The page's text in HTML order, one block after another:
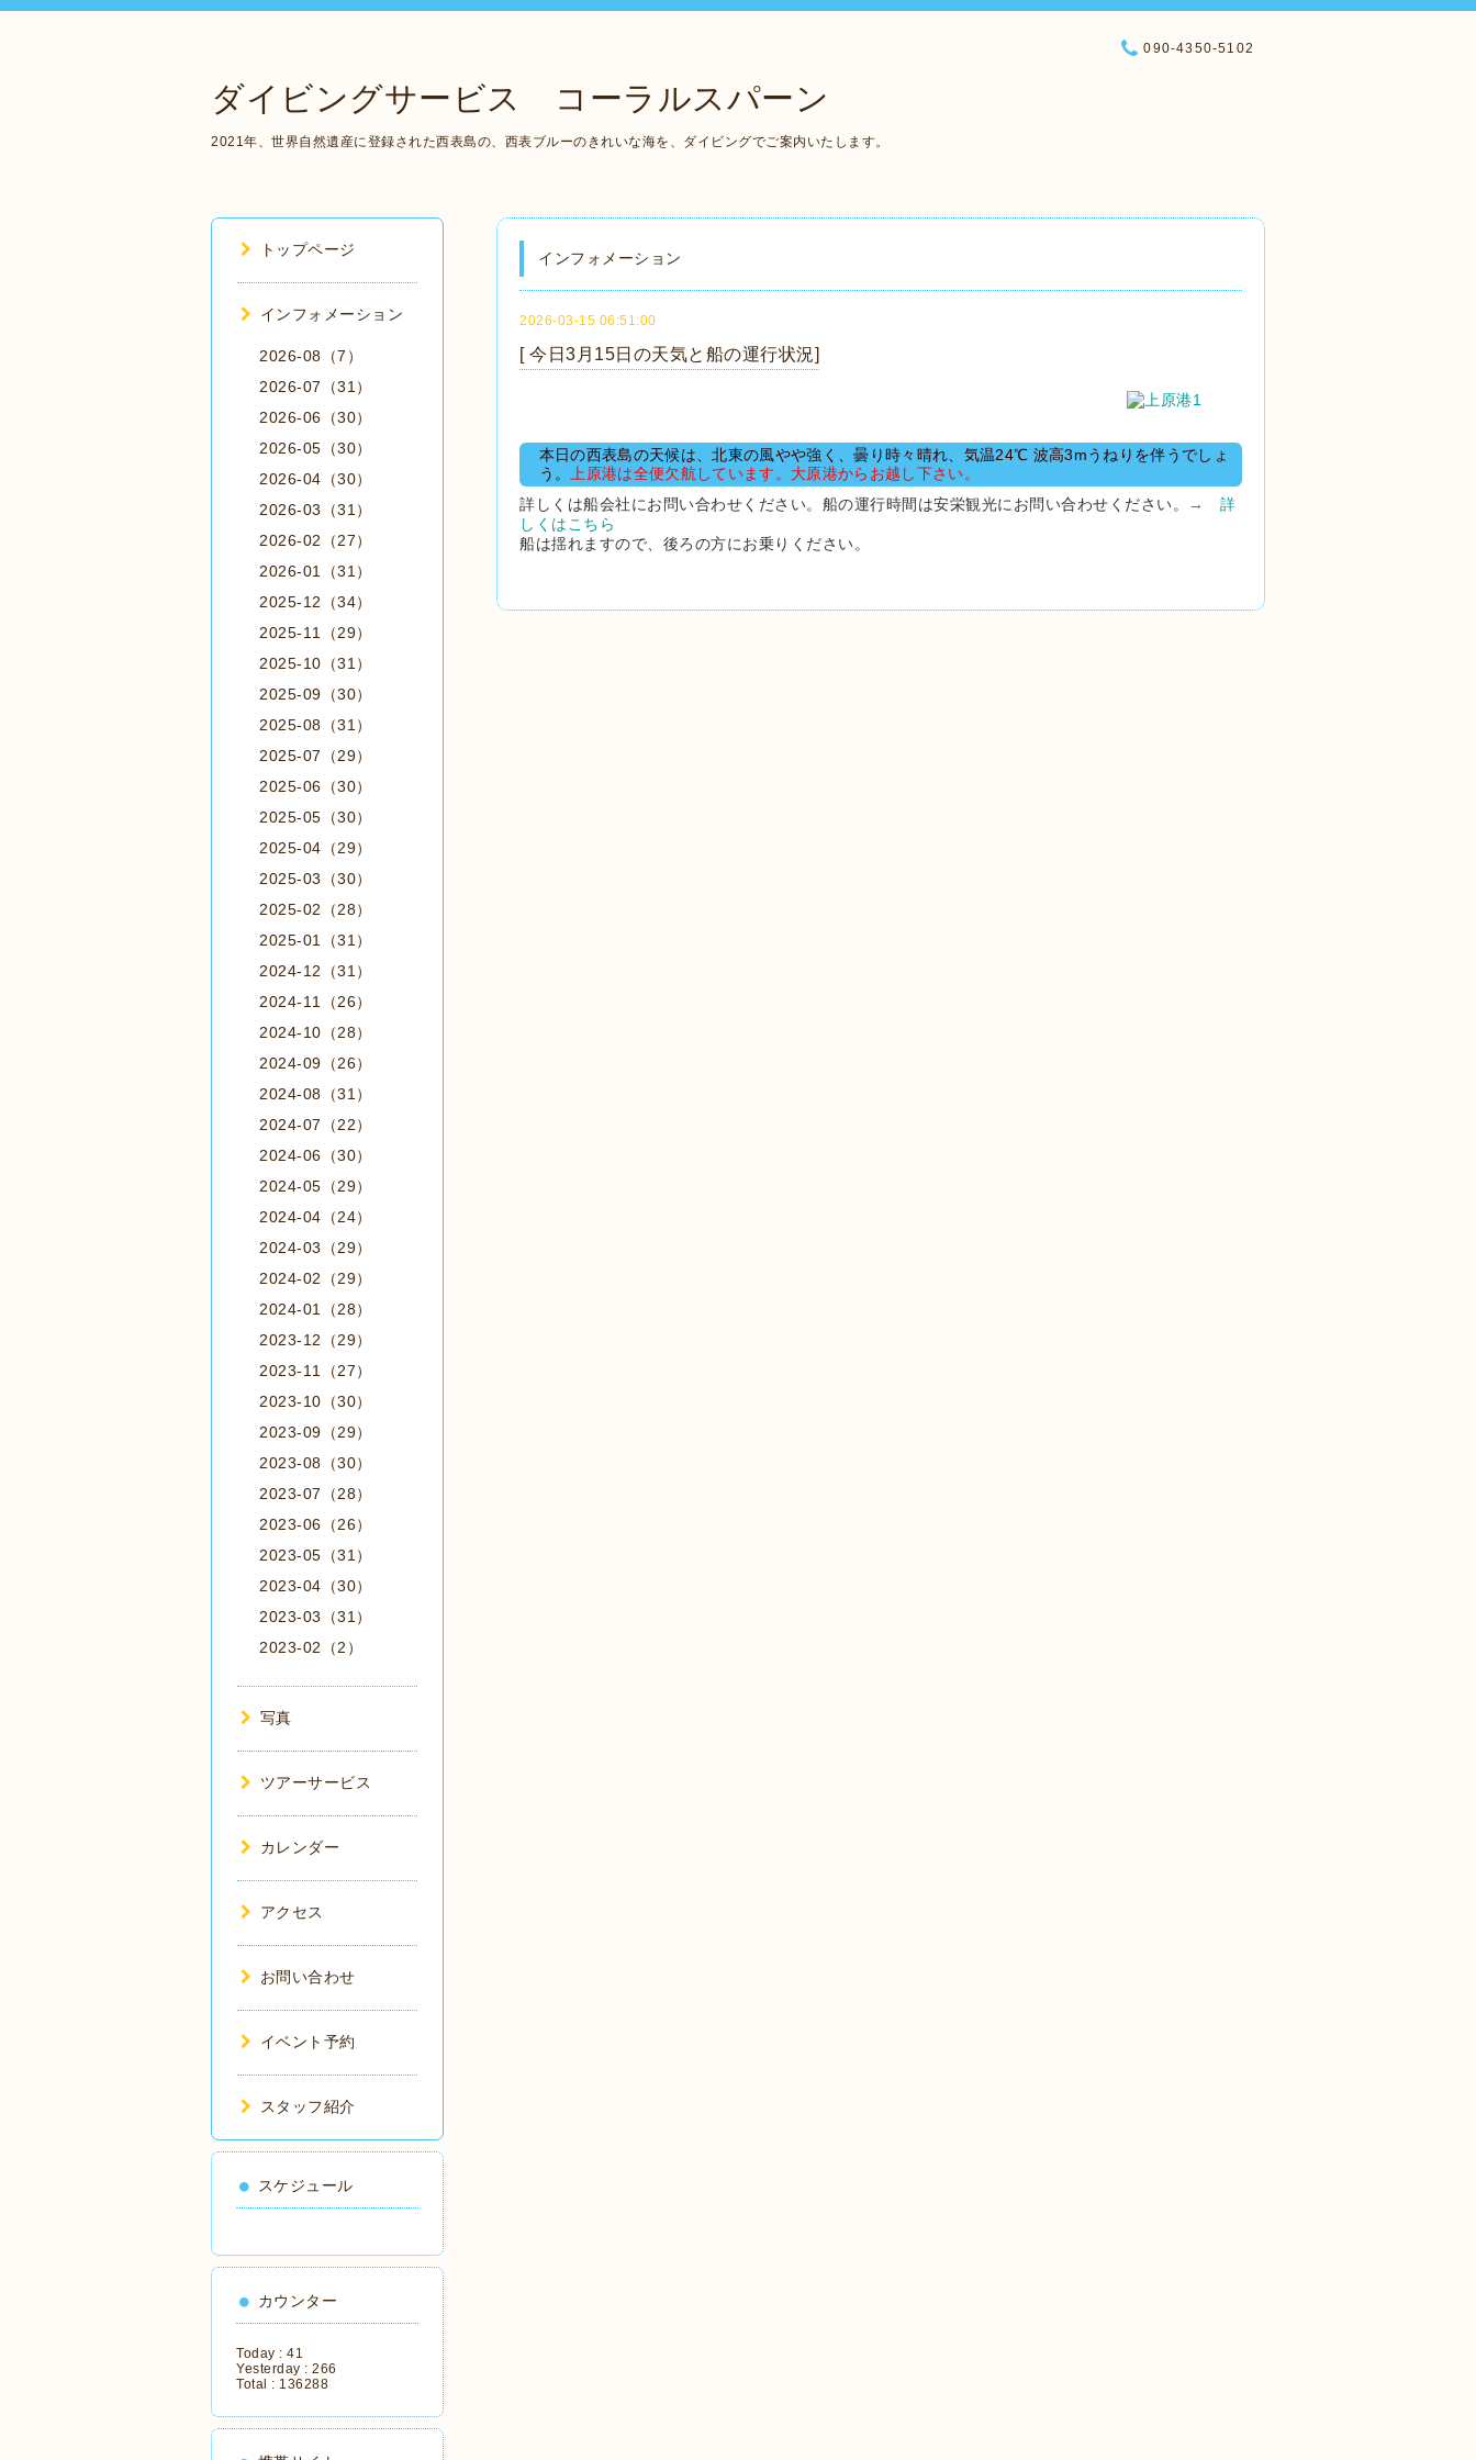
ダイビングサービス コーラルスパーン
2021年、世界自然遺産に登録された西表島の、西表ブルーのきれいな海を、ダイビングでご案内いたします。
090-4350-5102
インフォメーション
2026-03-15 06:51:00
[ 今日3月15日の天気と船の運行状況]
本日の西表島の天候は、北東の風やや強く、曇り時々晴れ、気温24℃ 波高3mうねりを伴うでしょ
う。上原港は全便欠航しています。大原港からお越し下さい。
詳しくは船会社にお問い合わせください。船の運行時間は安栄観光にお問い合わせください。
→ 詳
しくはこちら
船は揺れますので、後ろの方にお乗りください。
トップページ
インフォメーション
2026-08（7）
2026-07（31）
2026-06（30）
2026-05（30）
2026-04（30）
2026-03（31）
2026-02（27）
2026-01（31）
2025-12（34）
2025-11（29）
2025-10（31）
2025-09（30）
2025-08（31）
2025-07（29）
2025-06（30）
2025-05（30）
2025-04（29）
2025-03（30）
2025-02（28）
2025-01（31）
2024-12（31）
2024-11（26）
2024-10（28）
2024-09（26）
2024-08（31）
2024-07（22）
2024-06（30）
2024-05（29）
2024-04（24）
2024-03（29）
2024-02（29）
2024-01（28）
2023-12（29）
2023-11（27）
2023-10（30）
2023-09（29）
2023-08（30）
2023-07（28）
2023-06（26）
2023-05（31）
2023-04（30）
2023-03（31）
2023-02（2）
写真
ツアーサービス
カレンダー
アクセス
お問い合わせ
イベント予約
スタッフ紹介
スケジュール
カウンター
Today : 41
Yesterday : 266
Total : 136288